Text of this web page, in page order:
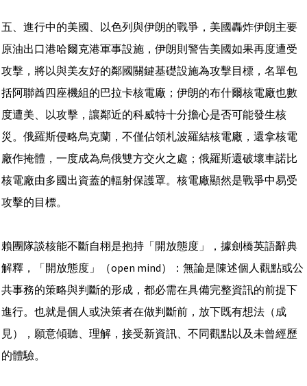
五、進行中的美國、以色列與伊朗的戰爭，美國轟炸伊朗主要
原油出口港哈爾克港軍事設施，伊朗則警告美國如果再度遭受
攻擊，將以與美友好的鄰國關鍵基礎設施為攻擊目標，名單包
括阿聯酋四座機組的巴拉卡核電廠；伊朗的布什爾核電廠也數
度遭美、以攻擊，讓鄰近的科威特十分擔心是否可能發生核
災。俄羅斯侵略烏克蘭，不僅佔領札波羅結核電廠，還拿核電
廠作掩體，一度成為烏俄雙方交火之處；俄羅斯還破壞車諾比
核電廠由多國出資蓋的輻射保護罩。核電廠顯然是戰爭中易受
攻擊的目標。
賴團隊談核能不斷自栩是抱持「開放態度」，據劍橋英語辭典
解釋，「開放態度」（open mind）：無論是陳述個人觀點或公
共事務的策略與判斷的形成，都必需在具備完整資訊的前提下
進行。也就是個人或決策者在做判斷前，放下既有想法（成
見），願意傾聽、理解，接受新資訊、不同觀點以及未曾經歷
的體驗。